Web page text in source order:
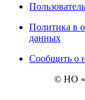
Политика в
данных
Сообщить о
© НО